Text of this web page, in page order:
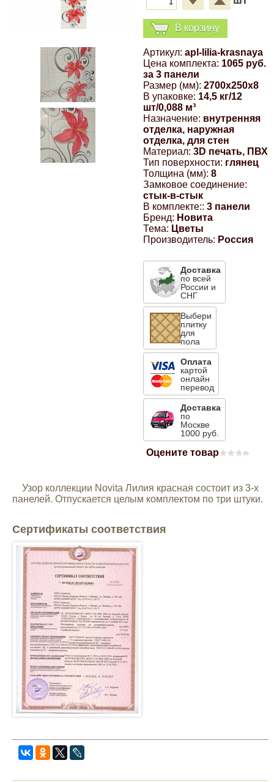
В корзину
Артикул: apl-lilia-krasnaya
Цена комплекта: 1065 руб.
за 3 панели
Размер (мм): 2700x250x8
В упаковке: 14,5 кг/12
шт/0,088 м³
Назначение: внутренняя
отделка, наружная
отделка, для стен
Материал: 3D печать, ПВХ
Тип поверхности: глянец
Толщина (мм): 8
Замковое соединение:
стык-в-стык
В комплекте:: 3 панели
Бренд: Новита
Тема: Цветы
Производитель: Россия
Доставка
по всей
России и
СНГ
Выбери
плитку
для
пола
Оплата
картой
онлайн
перевод
Доставка
по
Москве
1000 руб.
Оцените товар (0)
Узор коллекции Novita Лилия красная состоит из 3-х
панелей. Отпускается целым комплектом по три штуки.
Сертификаты соответствия
Компрессионные фитинги Poliext
Hyundai
УАЗ
Дополнительные товары
Флуоресцентные краски
Шпатлевки, штукатурки
Эмали универсальные акриловые
Грунтовки, защитные лаки
Магнитные панели на холодильник